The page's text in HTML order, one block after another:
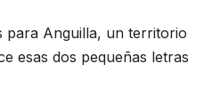
para Anguilla, un territorio
esas dos pequeñas letras